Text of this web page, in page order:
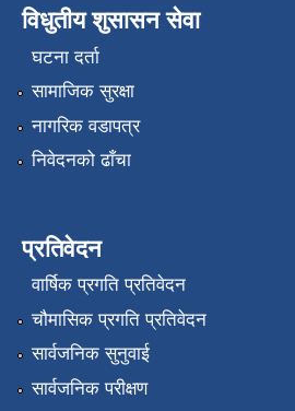
विधुतीय शुसासन सेवा
घटना दर्ता
सामाजिक सुरक्षा
नागरिक वडापत्र
निवेदनको ढाँचा
प्रतिवेदन
वार्षिक प्रगति प्रतिवेदन
चौमासिक प्रगति प्रतिवेदन
सार्वजनिक सुनुवाई
सार्वजनिक परीक्षण